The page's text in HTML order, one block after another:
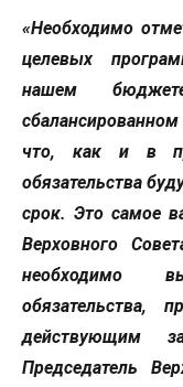
«Необходимо
целевых
нашем
что, как и в
обязательства
срок. Это самое
Верховного
необходимо
обязательства,
действующим
Председатель